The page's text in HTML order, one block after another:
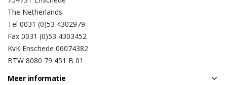
The Netherlands
Tel 0031 (0)53 4302979
Fax 0031 (0)53 4303452
KvK Enschede 06074382
BTW 8080 79 451 B 01
Meer informatie